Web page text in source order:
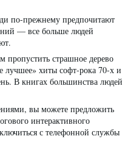
по-прежнему предпочитают
— все больше людей
страшное дерево
лучшее» хиты софт-рока 70-х и
В книгах большинства людей
вы можете предложить
интерактивного
с телефонной службы